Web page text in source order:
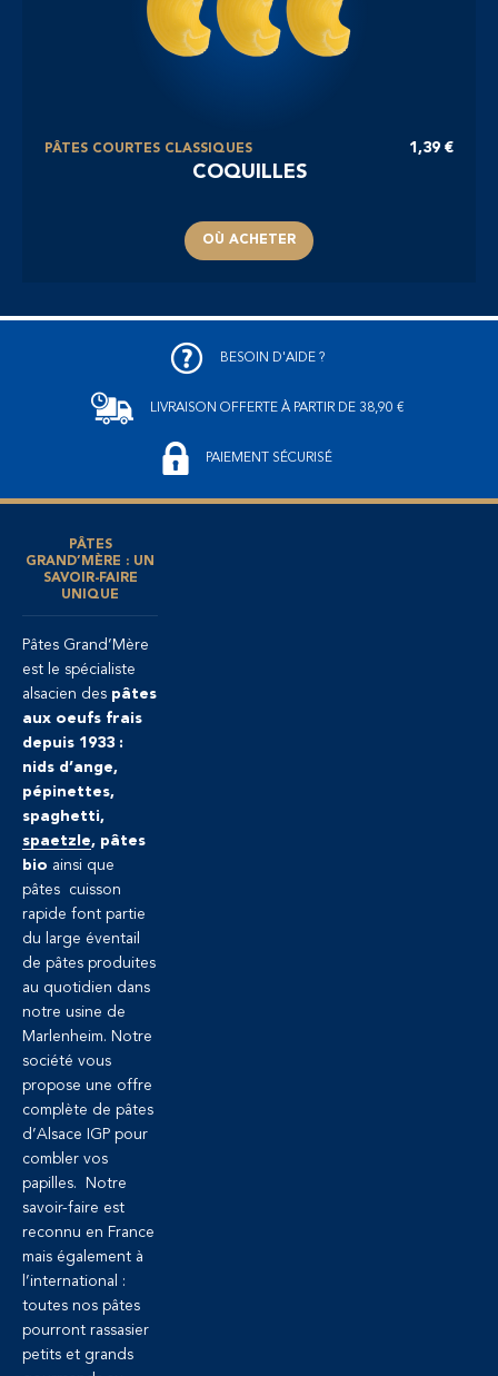
PÂTES COURTES CLASSIQUES 1,39 €
COQUILLES
OÙ ACHETER
BESOIN D'AIDE ?
LIVRAISON OFFERTE À PARTIR DE 38,90 €
PAIEMENT SÉCURISÉ
PÂTES
GRAND’MÈRE : UN
SAVOIR-FAIRE
UNIQUE
Pâtes Grand’Mère
est le spécialiste
alsacien des pâtes
aux oeufs frais
depuis 1933 :
nids d’ange,
pépinettes,
spaghetti,
spaetzle, pâtes
bio ainsi que
pâtes cuisson
rapide font partie
du large éventail
de pâtes produites
au quotidien dans
notre usine de
Marlenheim. Notre
société vous
propose une offre
complète de pâtes
d’Alsace IGP pour
combler vos
papilles. Notre
savoir-faire est
reconnu en France
mais également à
l’international :
toutes nos pâtes
pourront rassasier
petits et grands